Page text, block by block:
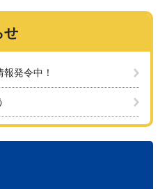
せ
発令中！